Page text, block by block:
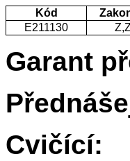
Kód
E211130
Garant
Cvičící: